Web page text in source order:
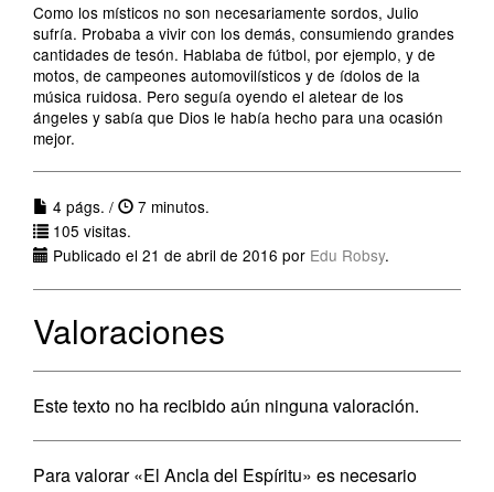
Como los místicos no son necesariamente sordos, Julio
sufría. Probaba a vivir con los demás, consumiendo grandes
cantidades de tesón. Hablaba de fútbol, por ejemplo, y de
motos, de campeones automovilísticos y de ídolos de la
música ruidosa. Pero seguía oyendo el aletear de los
ángeles y sabía que Dios le había hecho para una ocasión
mejor.
4 págs. /
7 minutos.
105 visitas.
Publicado el 21 de abril de 2016 por Edu Robsy.
Valoraciones
Este texto no ha recibido aún ninguna valoración.
Para valorar «El Ancla del Espíritu» es necesario